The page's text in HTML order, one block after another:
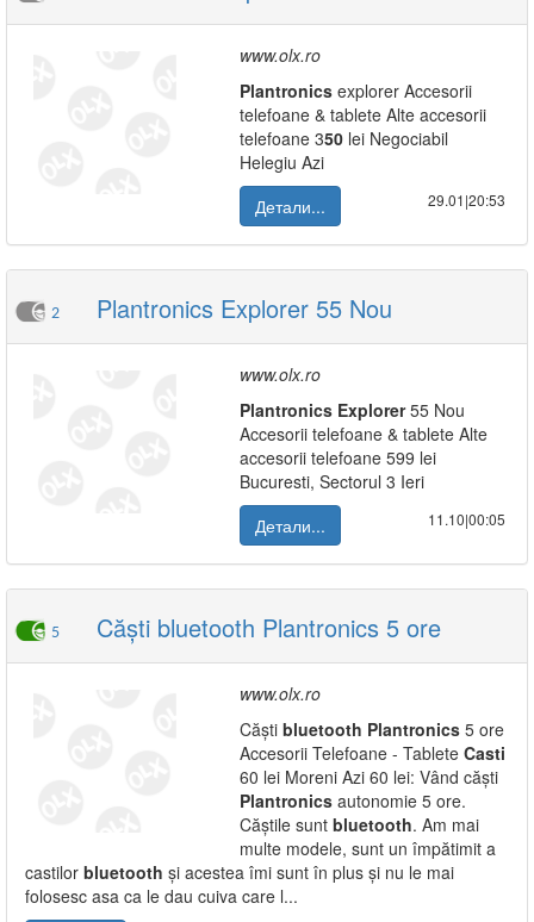
www.olx.ro
Plantronics explorer Accesorii
telefoane & tablete Alte accesorii
telefoane 350 lei Negociabil
Helegiu Azi
Детали...
29.01|20:53
2 Plantronics Explorer 55 Nou
www.olx.ro
Plantronics Explorer55 Nou
Accesorii telefoane & tablete Alte
accesorii telefoane 599 lei
Bucuresti, Sectorul 3 Ieri
Детали...
11.10|00:05
5 Căști bluetooth Plantronics 5 ore
www.olx.ro
Căști bluetooth Plantronics 5 ore
Accesorii Telefoane - Tablete Casti
60 lei Moreni Azi 60 lei: Vând căști
Plantronics autonomie 5 ore.
Căștile sunt bluetooth. Am mai
multe modele, sunt un împătimit a
castilor bluetooth și acestea îmi sunt în plus și nu le mai
folosesc asa ca le dau cuiva care l...